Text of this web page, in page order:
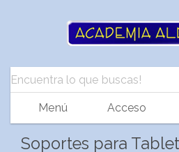
Menú Acceso
Soportes para